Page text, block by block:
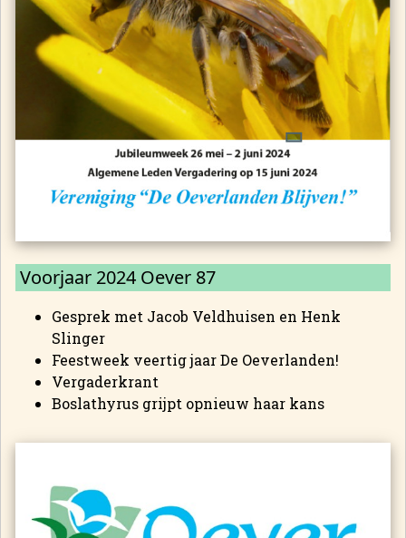
Voorjaar 2024 Oever 87
Gesprek met Jacob Veldhuisen en Henk
Slinger
Feestweek veertig jaar De Oeverlanden!
Vergaderkrant
Boslathyrus grijpt opnieuw haar kans